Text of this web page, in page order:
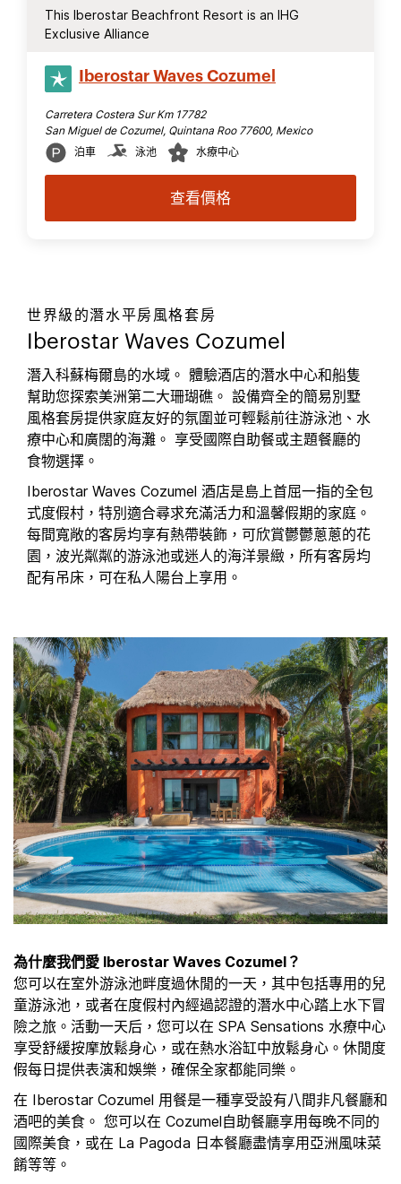
This Iberostar Beachfront Resort is an IHG
Exclusive Alliance
Iberostar Waves Cozumel
Carretera Costera Sur Km 17782
San Miguel de Cozumel, Quintana Roo 77600, Mexico
泊車
泳池 水療中心
查看價格
世界級的潛水平房風格套房
Iberostar Waves Cozumel
潛入科蘇梅爾島的水域。 體驗酒店的潛水中心和船隻
幫助您探索美洲第二大珊瑚礁。 設備齊全的簡易別墅
風格套房提供家庭友好的氛圍並可輕鬆前往游泳池、水
療中心和廣闊的海灘。 享受國際自助餐或主題餐廳的
食物選擇。
Iberostar Waves Cozumel 酒店是島上首屈一指的全包
式度假村，特別適合尋求充滿活力和溫馨假期的家庭。
每間寬敞的客房均享有熱帶裝飾，可欣賞鬱鬱蔥蔥的花
園，波光粼粼的游泳池或迷人的海洋景緻，所有客房均
配有吊床，可在私人陽台上享用。
為什麼我們愛 Iberostar Waves Cozumel？
您可以在室外游泳池畔度過休閒的一天，其中包括專用的兒
童游泳池，或者在度假村內經過認證的潛水中心踏上水下冒
險之旅。活動一天后，您可以在 SPA Sensations 水療中心
享受舒緩按摩放鬆身心，或在熱水浴缸中放鬆身心。休閒度
假每日提供表演和娛樂，確保全家都能同樂。
在 Iberostar Cozumel 用餐是一種享受設有八間非凡餐廳和
酒吧的美食。 您可以在 Cozumel自助餐廳享用每晚不同的
國際美食，或在 La Pagoda 日本餐廳盡情享用亞洲風味菜
餚等等。